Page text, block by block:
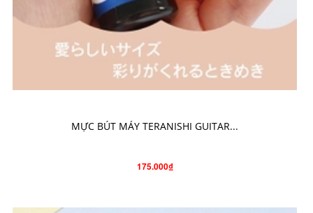
MỰC BÚT MÁY TERANISHI GUITAR...
175.000₫